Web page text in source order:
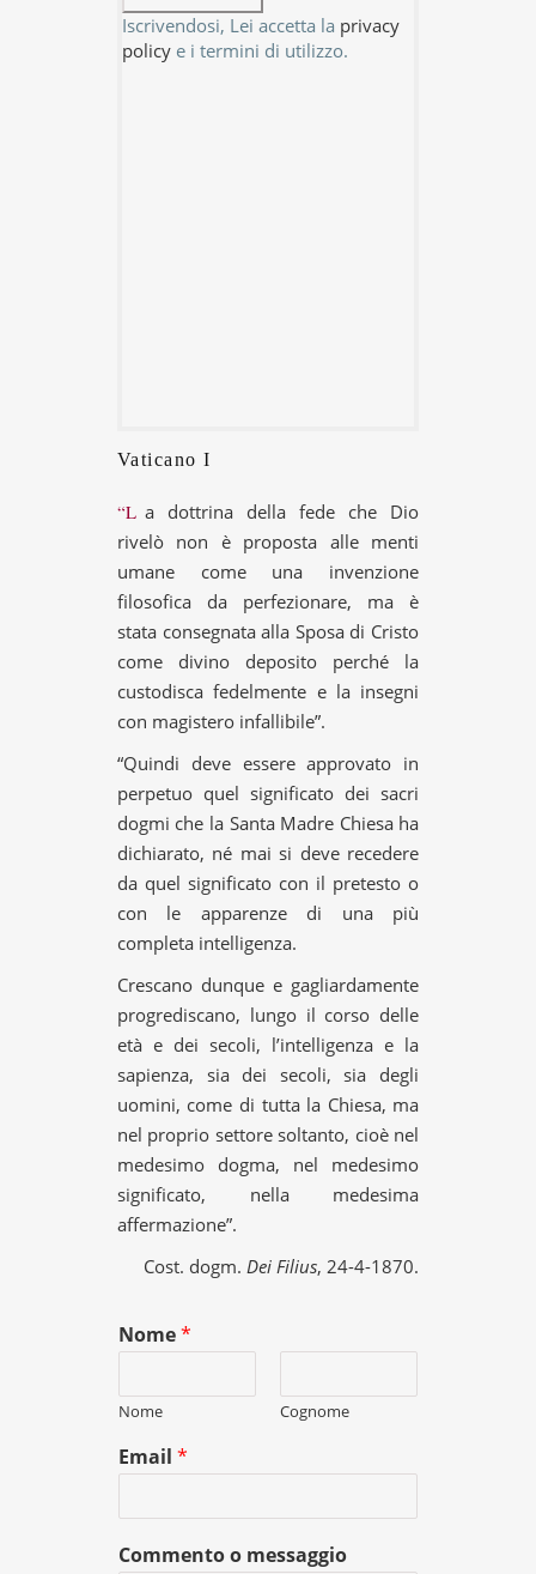
Iscrivendosi, Lei accetta la privacy
policye i termini di utilizzo.
Vaticano I
“La dottrina della fede che Dio
rivelò non è proposta alle menti
umane come una invenzione
filosofica da perfezionare, ma è
stata consegnata alla Sposa di Cristo
come divino deposito perché la
custodisca fedelmente e la insegni
con magistero infallibile”.
“Quindi deve essere approvato in
perpetuo quel significato dei sacri
dogmi che la Santa Madre Chiesa ha
dichiarato, né mai si deve recedere
da quel significato con il pretesto o
con le apparenze di una più
completa intelligenza.
Crescano dunque e gagliardamente
progrediscano, lungo il corso delle
età e dei secoli, l’intelligenza e la
sapienza, sia dei secoli, sia degli
uomini, come di tutta la Chiesa, ma
nel proprio settore soltanto, cioè nel
medesimo dogma, nel medesimo
significato, nella medesima
affermazione”.
Cost. dogm.Dei Filius, 24-4-1870.
Nome*
Nome Cognome
Email *
Commento o messaggio